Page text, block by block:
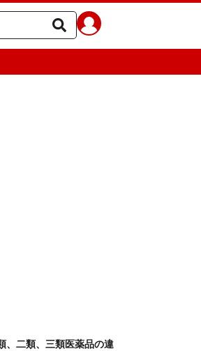
、二類、三類医薬品の違